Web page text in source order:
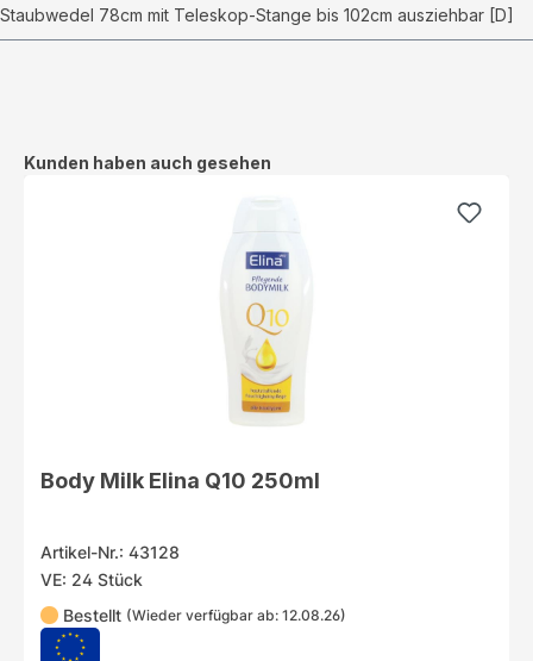
Staubwedel 78cm mit Teleskop-Stange bis 102cm ausziehbar [D]
Produktgalerie überspringen
Kunden haben auch gesehen
Body Milk Elina Q10 250ml
Artikel-Nr.: 43128
VE: 24 Stück
Bestellt (Wieder verfügbar ab: 12.08.26)